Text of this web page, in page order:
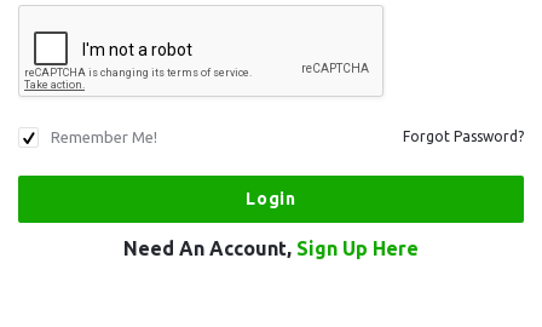
Remember Me! Forgot Password?
Need An Account, Sign Up Here